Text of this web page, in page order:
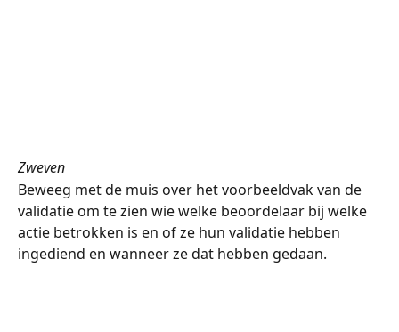
Zweven
Beweeg met de muis over het voorbeeldvak van de
validatie om te zien wie welke beoordelaar bij welke
actie betrokken is en of ze hun validatie hebben
ingediend en wanneer ze dat hebben gedaan.